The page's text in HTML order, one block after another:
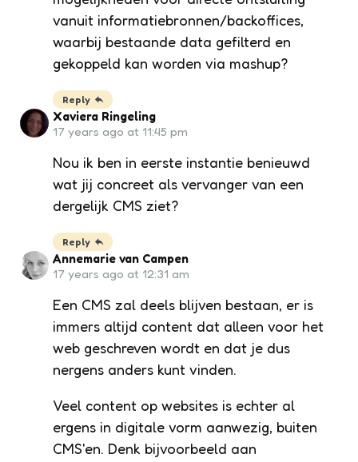
vanuit informatiebronnen/backoffices,
waarbij bestaande data gefilterd en
gekoppeld kan worden via mashup?
Reply
Xaviera Ringeling
17 years ago at 11:45 pm
Nou ik ben in eerste instantie benieuwd
wat jij concreet als vervanger van een
dergelijk CMS ziet?
Reply
Annemarie van Campen
17 years ago at 12:31 am
Een CMS zal deels blijven bestaan, er is
immers altijd content dat alleen voor het
web geschreven wordt en dat je dus
nergens anders kunt vinden.
Veel content op websites is echter al
ergens in digitale vorm aanwezig, buiten
CMS'en. Denk bijvoorbeeld aan